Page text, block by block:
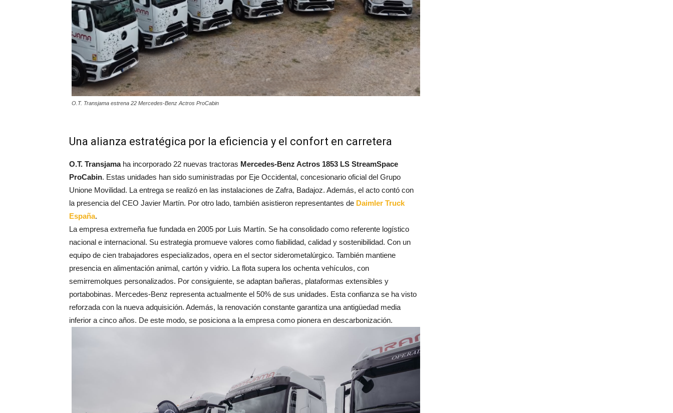
O.T. Transjama estrena 22 Mercedes-Benz Actros ProCabin
Una alianza estratégica por la eficiencia y el confort en carretera
O.T. Transjamaha incorporado 22 nuevas tractoras Mercedes-Benz Actros 1853 LS StreamSpace
ProCabin. Estas unidades han sido suministradas por Eje Occidental, concesionario oficial del Grupo
Unione Movilidad. La entrega se realizó en las instalaciones de Zafra, Badajoz. Además, el acto contó con
la presencia del CEO Javier Martín. Por otro lado, también asistieron representantes de Daimler Truck
España.
La empresa extremeña fue fundada en 2005 por Luis Martín. Se ha consolidado como referente logístico
nacional e internacional. Su estrategia promueve valores como fiabilidad, calidad y sostenibilidad. Con un
equipo de cien trabajadores especializados, opera en el sector siderometalúrgico. También mantiene
presencia en alimentación animal, cartón y vidrio. La flota supera los ochenta vehículos, con
semirremolques personalizados. Por consiguiente, se adaptan bañeras, plataformas extensibles y
portabobinas. Mercedes-Benz representa actualmente el 50% de sus unidades. Esta confianza se ha visto
reforzada con la nueva adquisición. Además, la renovación constante garantiza una antigüedad media
inferior a cinco años. De este modo, se posiciona a la empresa como pionera en descarbonización.